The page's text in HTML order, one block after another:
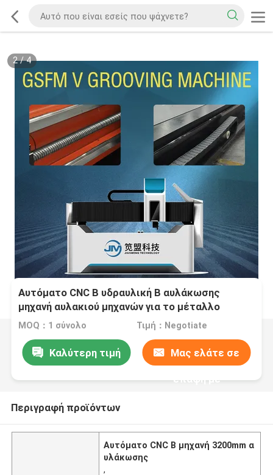
2/4
Αυτόματο CNC Β υδραυλική Β αυλάκωσης
μηχανή αυλακιού μηχανών για το μέταλλο
MOQ：1 σύνολο Τιμή：Negotiate
Καλύτερη τιμή Μας ελάτε σε
επαφή με
Περιγραφή προϊόντων
Αυτόματο CNC Β μηχανή 3200mm α
υλάκωσης
,